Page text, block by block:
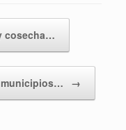
cosecha…
municipios… →